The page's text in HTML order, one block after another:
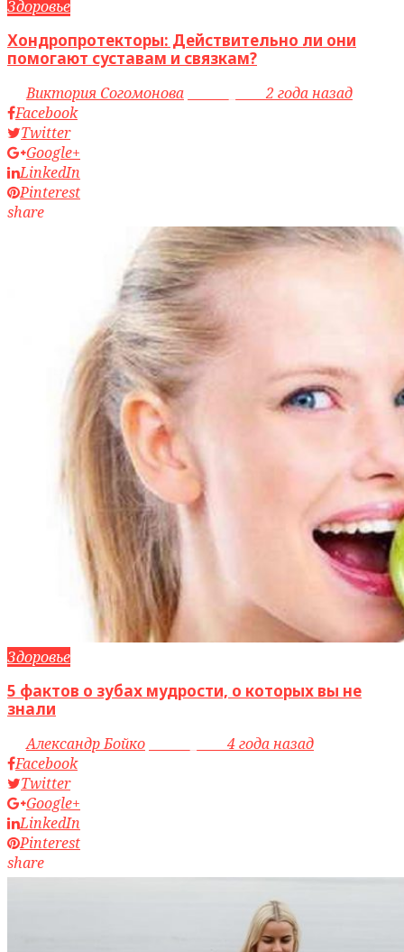
Здоровье
Хондропротекторы: Действительно ли они
помогают суставам и связкам?
byВиктория Согомонова access_time2 года назад
Facebook
Twitter
Google+
LinkedIn
Pinterest
share
Здоровье
5 фактов о зубах мудрости, о которых вы не
знали
byАлександр Бойко
4 года назад
Facebook
Twitter
Google+
LinkedIn
Pinterest
share